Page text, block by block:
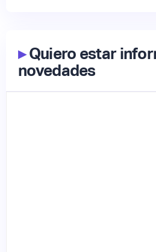
▸Quiero estar
novedades